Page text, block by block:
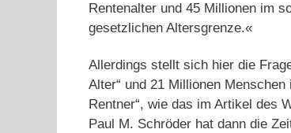
Rentenalter und 45 Millionen im
gesetzlichen Altersgrenze.«
Allerdings stellt sich hier die
Alter“ und 21 Millionen
Rentner“, wie das im Artikel des
Paul M. Schröder hat dann die